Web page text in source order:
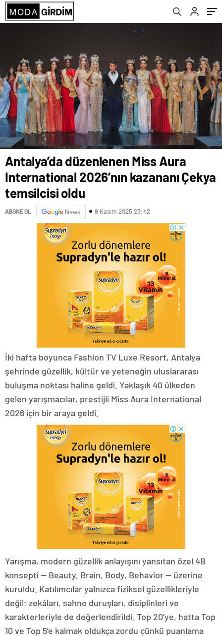
temsilcisi oldu
Antalya’da düzenlenen Miss Aura
International 2026’nın kazananı Çekya
temsilcisi oldu
ABONE OL News 9 Kasım 2025 23:42
İki hafta boyunca Fashion TV Luxe Resort, Antalya
şehrinde güzellik, kültür ve yeteneğin uluslararası
buluşma noktası haline geldi. Yaklaşık 40 ülkeden
gelen yarışmacılar, prestijli Miss Aura International
2026 için bir araya geldi.
Yarışma, modern güzellik anlayışını yansıtan özel 4B
konsepti — Beauty, Brain, Body, Behavior — üzerine
kuruldu. Katılımcılar yalnızca fiziksel güzellikleriyle
değil; zekâları, sahne duruşları, disiplinleri ve
karakterleriyle de değerlendirildi. Top 20’ye, hatta Top
10 ve Top 5’e kalmak oldukça zordu çünkü puanlama